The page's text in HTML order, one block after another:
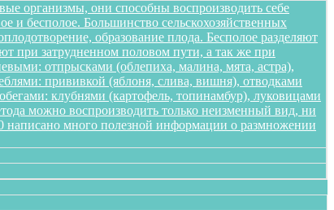
организмы, они способны воспроизводить себе
и бесполое. Большинство сельскохозяйственных
образование плода. Бесполое разделяют
при затрудненном половом пути, а так же при
отпрысками (облепиха, малина, мята, астра),
прививкой (яблоня, слива, вишня), отводками
клубнями (картофель, топинамбур), луковицами
можно воспроизводить только неизменный вид, ни
написано много полезной информации о размножении